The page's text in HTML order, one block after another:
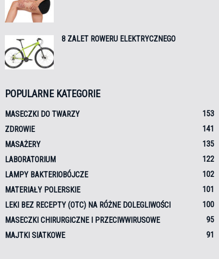
8 ZALET ROWERU ELEKTRYCZNEGO
POPULARNE KATEGORIE
MASECZKI DO TWARZY
153
ZDROWIE
141
MASAŻERY
135
LABORATORIUM
122
LAMPY BAKTERIOBÓJCZE
102
MATERIAŁY POLERSKIE
101
LEKI BEZ RECEPTY (OTC) NA RÓŻNE DOLEGLIWOŚCI
100
MASECZKI CHIRURGICZNE I PRZECIWWIRUSOWE
95
MAJTKI SIATKOWE
91